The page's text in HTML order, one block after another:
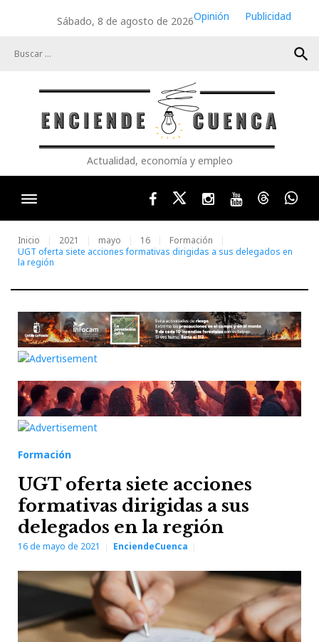
Sábado, 8 de agosto de 2026Opinión
Publicidad
search
Actualidad, economía y empleo
FacebookTwitterInstagram
YoutubeThreads
Inicio 2021 mayo 16
Formación
UGT oferta siete acciones formativas dirigidas a sus delegados en
la región
Formación
UGT oferta siete acciones
formativas dirigidas a sus
delegados en la región
16 de mayo de 2021 EnciendeCuenca